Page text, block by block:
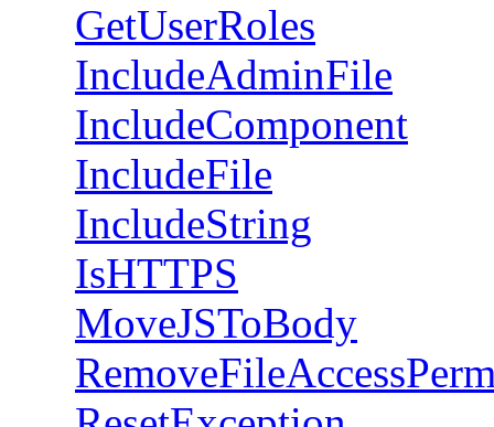
GetUserRoles
IncludeAdminFile
IncludeComponent
IncludeFile
IncludeString
IsHTTPS
MoveJSToBody